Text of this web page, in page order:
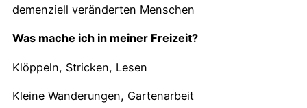
demenziell veränderten Menschen
Was mache ich in meiner Freizeit?
Klöppeln, Stricken, Lesen
Kleine Wanderungen, Gartenarbeit